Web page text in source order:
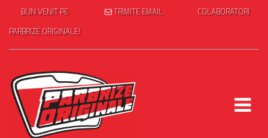
BUN VENIT PE
PARBRIZE ORIGINALE!
TRIMITE EMAIL COLABORATORI